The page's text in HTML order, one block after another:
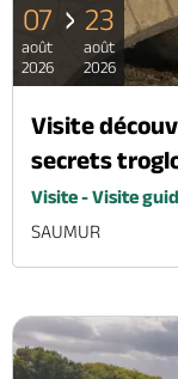
07
août
2026
23
août
2026
Visite
secrets
Visite - Visite
SAUMUR